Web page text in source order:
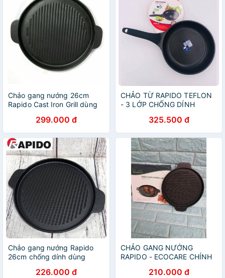
Chảo gang nướng 26cm
Rapido Cast Iron Grill dùng
299.000 đ
CHẢO TỪ RAPIDO TEFLON
- 3 LỚP CHỐNG DÍNH
325.500 đ
Chảo gang nướng Rapido
26cm chống dính dùng
226.000 đ
CHẢO GANG NƯỚNG
RAPIDO - ECOCARE CHÍNH
210.000 đ